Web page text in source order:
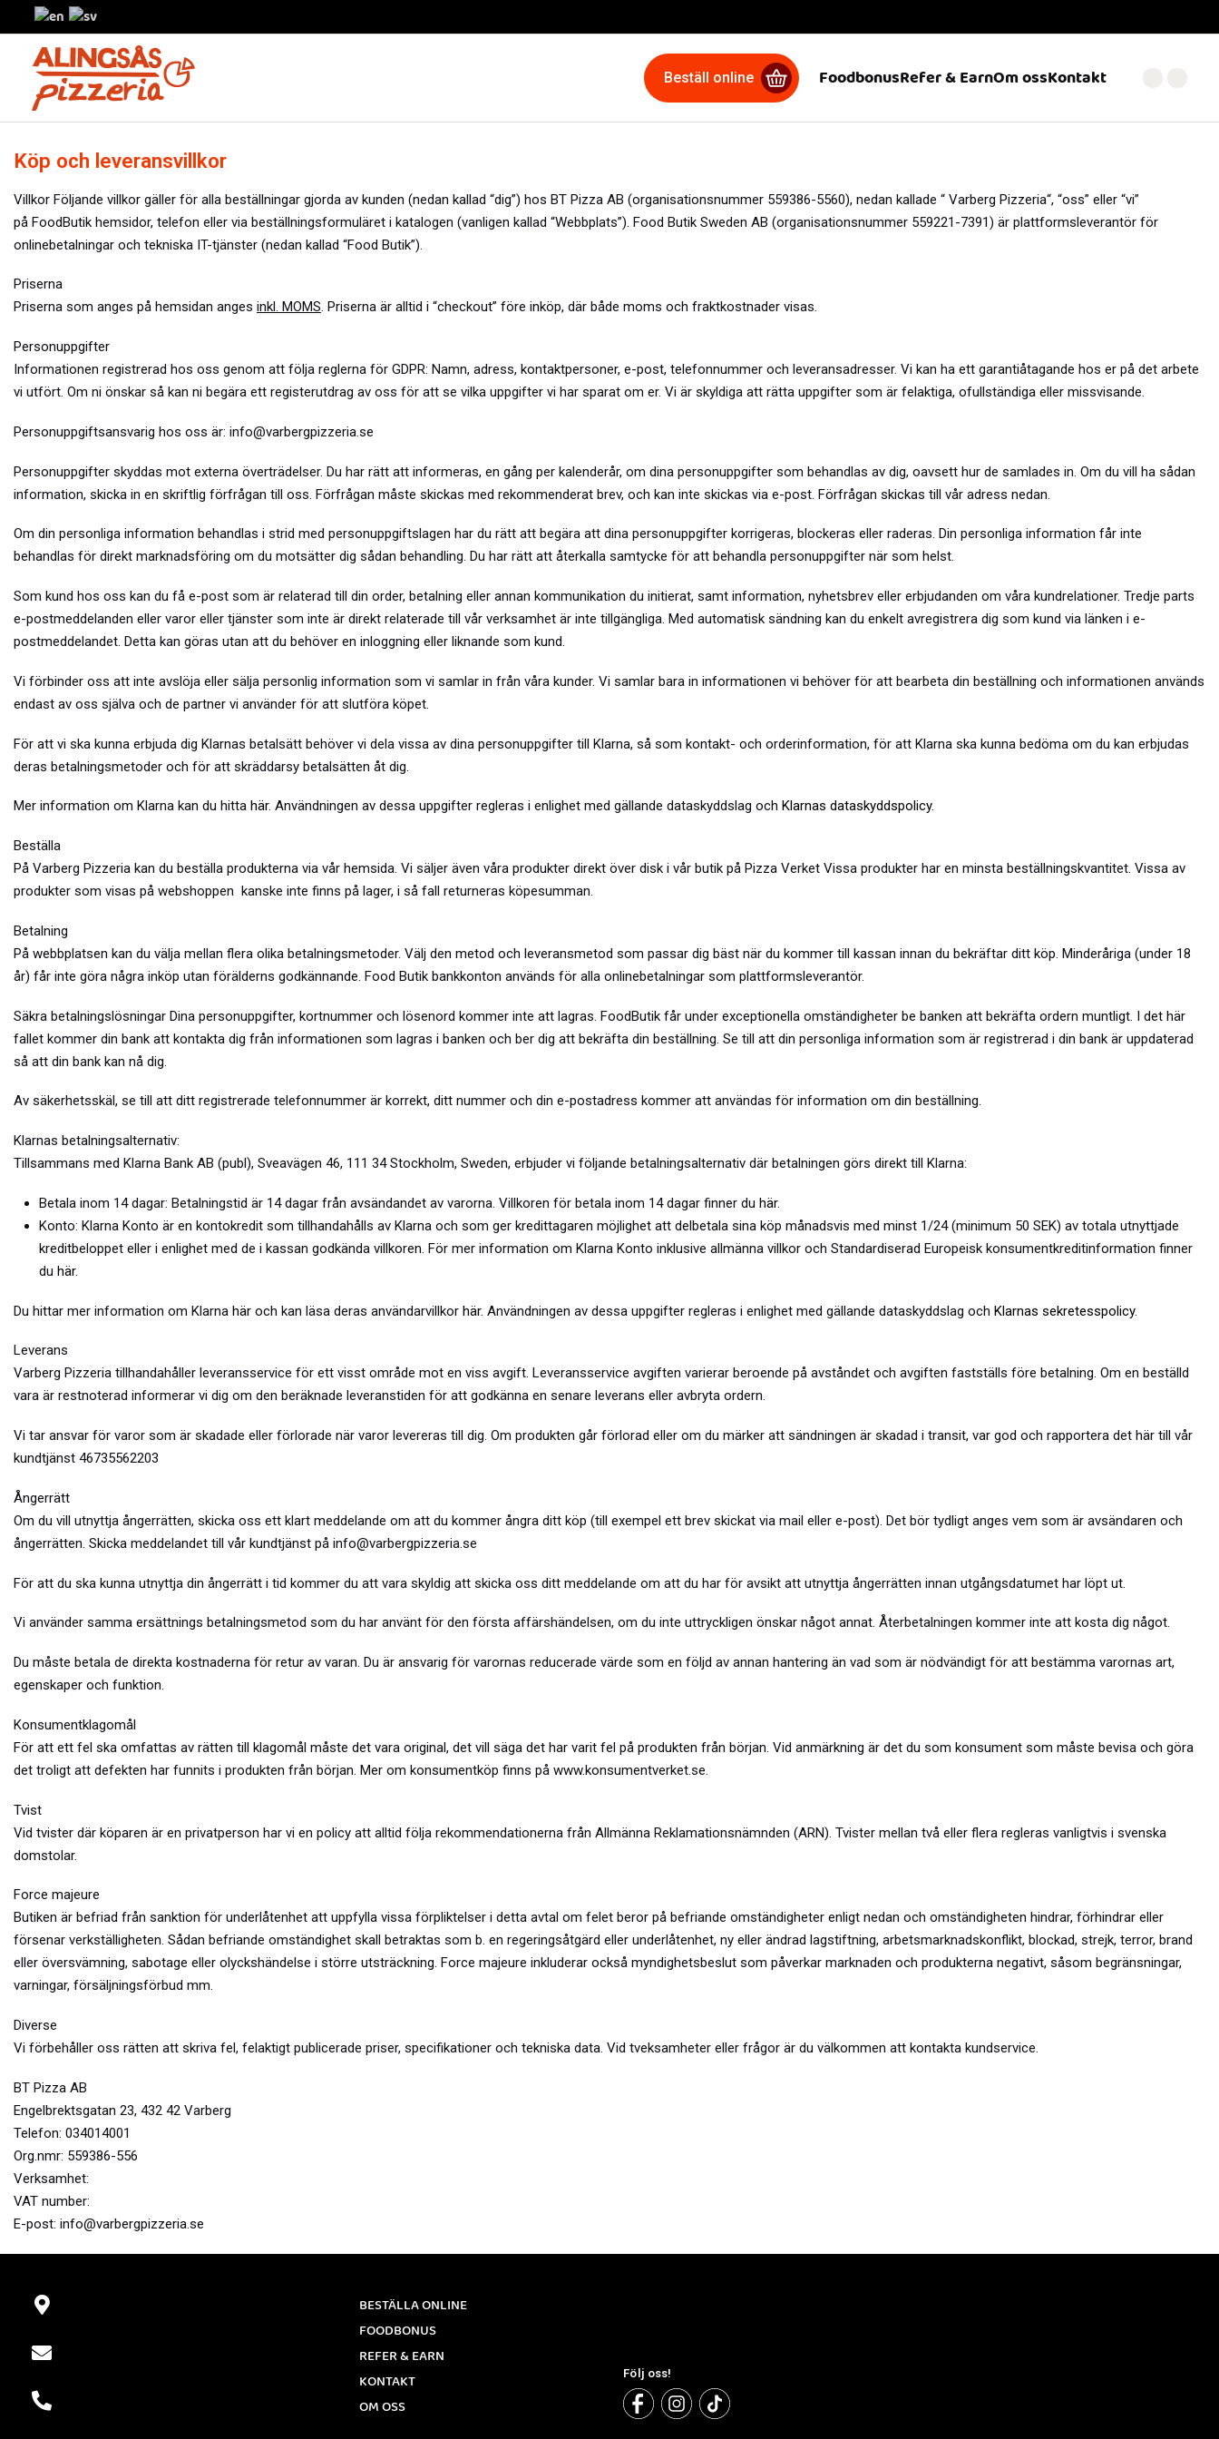
Beställ online FoodbonusRefer & EarnOm ossKontakt
Köp och leveransvillkor
Villkor Följande villkor gäller för alla beställningar gjorda av kunden (nedan kallad “dig”) hos BT Pizza AB (organisationsnummer 559386-5560), nedan kallade “ Varberg Pizzeria“, “oss” eller “vi”
på FoodButik hemsidor, telefon eller via beställningsformuläret i katalogen (vanligen kallad “Webbplats”). Food Butik Sweden AB (organisationsnummer 559221-7391) är plattformsleverantör för
onlinebetalningar och tekniska IT-tjänster (nedan kallad “Food Butik”).
Priserna
Priserna som anges på hemsidan anges inkl. MOMS. Priserna är alltid i “checkout” före inköp, där både moms och fraktkostnader visas.
Personuppgifter
Informationen registrerad hos oss genom att följa reglerna för GDPR: Namn, adress, kontaktpersoner, e-post, telefonnummer och leveransadresser. Vi kan ha ett garantiåtagande hos er på det arbete
vi utfört. Om ni önskar så kan ni begära ett registerutdrag av oss för att se vilka uppgifter vi har sparat om er. Vi är skyldiga att rätta uppgifter som är felaktiga, ofullständiga eller missvisande.
Personuppgiftsansvarig hos oss är: info@varbergpizzeria.se
Personuppgifter skyddas mot externa överträdelser. Du har rätt att informeras, en gång per kalenderår, om dina personuppgifter som behandlas av dig, oavsett hur de samlades in. Om du vill ha sådan
information, skicka in en skriftlig förfrågan till oss. Förfrågan måste skickas med rekommenderat brev, och kan inte skickas via e-post. Förfrågan skickas till vår adress nedan.
Om din personliga information behandlas i strid med personuppgiftslagen har du rätt att begära att dina personuppgifter korrigeras, blockeras eller raderas. Din personliga information får inte
behandlas för direkt marknadsföring om du motsätter dig sådan behandling. Du har rätt att återkalla samtycke för att behandla personuppgifter när som helst.
Som kund hos oss kan du få e-post som är relaterad till din order, betalning eller annan kommunikation du initierat, samt information, nyhetsbrev eller erbjudanden om våra kundrelationer. Tredje parts
e-postmeddelanden eller varor eller tjänster som inte är direkt relaterade till vår verksamhet är inte tillgängliga. Med automatisk sändning kan du enkelt avregistrera dig som kund via länken i e-
postmeddelandet. Detta kan göras utan att du behöver en inloggning eller liknande som kund.
Vi förbinder oss att inte avslöja eller sälja personlig information som vi samlar in från våra kunder. Vi samlar bara in informationen vi behöver för att bearbeta din beställning och informationen används
endast av oss själva och de partner vi använder för att slutföra köpet.
För att vi ska kunna erbjuda dig Klarnas betalsätt behöver vi dela vissa av dina personuppgifter till Klarna, så som kontakt- och orderinformation, för att Klarna ska kunna bedöma om du kan erbjudas
deras betalningsmetoder och för att skräddarsy betalsätten åt dig.
Mer information om Klarna kan du hitta här. Användningen av dessa uppgifter regleras i enlighet med gällande dataskyddslag och Klarnas dataskyddspolicy.
Beställa
På Varberg Pizzeria kan du beställa produkterna via vår hemsida. Vi säljer även våra produkter direkt över disk i vår butik på Pizza Verket Vissa produkter har en minsta beställningskvantitet. Vissa av
produkter som visas på webshoppen kanske inte finns på lager, i så fall returneras köpesumman.
Betalning
På webbplatsen kan du välja mellan flera olika betalningsmetoder. Välj den metod och leveransmetod som passar dig bäst när du kommer till kassan innan du bekräftar ditt köp. Minderåriga (under 18
år) får inte göra några inköp utan förälderns godkännande. Food Butik bankkonton används för alla onlinebetalningar som plattformsleverantör.
Säkra betalningslösningar Dina personuppgifter, kortnummer och lösenord kommer inte att lagras. FoodButik får under exceptionella omständigheter be banken att bekräfta ordern muntligt. I det här
fallet kommer din bank att kontakta dig från informationen som lagras i banken och ber dig att bekräfta din beställning. Se till att din personliga information som är registrerad i din bank är uppdaterad
så att din bank kan nå dig.
Av säkerhetsskäl, se till att ditt registrerade telefonnummer är korrekt, ditt nummer och din e-postadress kommer att användas för information om din beställning.
Klarnas betalningsalternativ:
Tillsammans med Klarna Bank AB (publ), Sveavägen 46, 111 34 Stockholm, Sweden, erbjuder vi följande betalningsalternativ där betalningen görs direkt till Klarna:
Betala inom 14 dagar: Betalningstid är 14 dagar från avsändandet av varorna. Villkoren för betala inom 14 dagar finner duhär.
Konto: Klarna Konto är en kontokredit som tillhandahålls av Klarna och som ger kredittagaren möjlighet att delbetala sina köp månadsvis med minst 1/24 (minimum 50 SEK) av totala utnyttjade
kreditbeloppet eller i enlighet med de i kassan godkända villkoren. För mer information om Klarna Konto inklusive allmänna villkor och Standardiserad Europeisk konsumentkreditinformation finner
duhär.
Du hittar mer information om Klarna här och kan läsa deras användarvillkor här. Användningen av dessa uppgifter regleras i enlighet med gällande dataskyddslag och Klarnas sekretesspolicy.
Leverans
Varberg Pizzeria tillhandahåller leveransservice för ett visst område mot en viss avgift. Leveransservice avgiften varierar beroende på avståndet och avgiften fastställs före betalning. Om en beställd
vara är restnoterad informerar vi dig om den beräknade leveranstiden för att godkänna en senare leverans eller avbryta ordern.
Vi tar ansvar för varor som är skadade eller förlorade när varor levereras till dig. Om produkten går förlorad eller om du märker att sändningen är skadad i transit, var god och rapportera det här till vår
kundtjänst 46735562203
Ångerrätt
Om du vill utnyttja ångerrätten, skicka oss ett klart meddelande om att du kommer ångra ditt köp (till exempel ett brev skickat via mail eller e-post). Det bör tydligt anges vem som är avsändaren och
ångerrätten. Skicka meddelandet till vår kundtjänst på info@varbergpizzeria.se
För att du ska kunna utnyttja din ångerrätt i tid kommer du att vara skyldig att skicka oss ditt meddelande om att du har för avsikt att utnyttja ångerrätten innan utgångsdatumet har löpt ut.
Vi använder samma ersättnings betalningsmetod som du har använt för den första affärshändelsen, om du inte uttryckligen önskar något annat. Återbetalningen kommer inte att kosta dig något.
Du måste betala de direkta kostnaderna för retur av varan. Du är ansvarig för varornas reducerade värde som en följd av annan hantering än vad som är nödvändigt för att bestämma varornas art,
egenskaper och funktion.
Konsumentklagomål
För att ett fel ska omfattas av rätten till klagomål måste det vara original, det vill säga det har varit fel på produkten från början. Vid anmärkning är det du som konsument som måste bevisa och göra
det troligt att defekten har funnits i produkten från början. Mer om konsumentköp finns på www.konsumentverket.se.
Tvist
Vid tvister där köparen är en privatperson har vi en policy att alltid följa rekommendationerna från Allmänna Reklamationsnämnden (ARN). Tvister mellan två eller flera regleras vanligtvis i svenska
domstolar.
Force majeure
Butiken är befriad från sanktion för underlåtenhet att uppfylla vissa förpliktelser i detta avtal om felet beror på befriande omständigheter enligt nedan och omständigheten hindrar, förhindrar eller
försenar verkställigheten. Sådan befriande omständighet skall betraktas som b. en regeringsåtgärd eller underlåtenhet, ny eller ändrad lagstiftning, arbetsmarknadskonflikt, blockad, strejk, terror, brand
eller översvämning, sabotage eller olyckshändelse i större utsträckning. Force majeure inkluderar också myndighetsbeslut som påverkar marknaden och produkterna negativt, såsom begränsningar,
varningar, försäljningsförbud mm.
Diverse
Vi förbehåller oss rätten att skriva fel, felaktigt publicerade priser, specifikationer och tekniska data. Vid tveksamheter eller frågor är du välkommen att kontakta kundservice.
BT Pizza AB
Engelbrektsgatan 23, 432 42 Varberg
Telefon: 034014001
Org.nmr: 559386-556
Verksamhet:
VAT number:
E-post: info@varbergpizzeria.se
BESTÄLLA ONLINE
FOODBONUS
REFER & EARN
KONTAKT
OM OSS
Följ oss!